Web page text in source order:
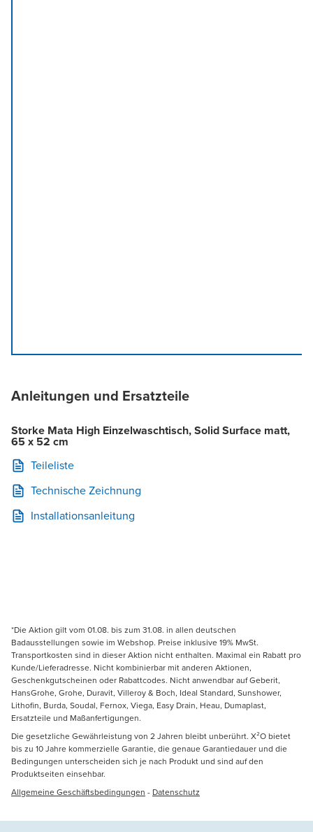
Anleitungen und Ersatzteile
Storke Mata High Einzelwaschtisch, Solid Surface matt,
65 x 52 cm
Teileliste
Technische Zeichnung
Installationsanleitung
*Die Aktion gilt vom 01.08. bis zum 31.08. in allen deutschen
Badausstellungen sowie im Webshop. Preise inklusive 19% MwSt.
Transportkosten sind in dieser Aktion nicht enthalten. Maximal ein Rabatt pro
Kunde/Lieferadresse. Nicht kombinierbar mit anderen Aktionen,
Geschenkgutscheinen oder Rabattcodes. Nicht anwendbar auf Geberit,
HansGrohe, Grohe, Duravit, Villeroy & Boch, Ideal Standard, Sunshower,
Lithofin, Burda, Soudal, Fernox, Viega, Easy Drain, Heau, Dumaplast,
Ersatzteile und Maßanfertigungen.
Die gesetzliche Gewährleistung von 2 Jahren bleibt unberührt. X²O bietet
bis zu 10 Jahre kommerzielle Garantie, die genaue Garantiedauer und die
Bedingungen unterscheiden sich je nach Produkt und sind auf den
Produktseiten einsehbar.
Allgemeine Geschäftsbedingungen - Datenschutz